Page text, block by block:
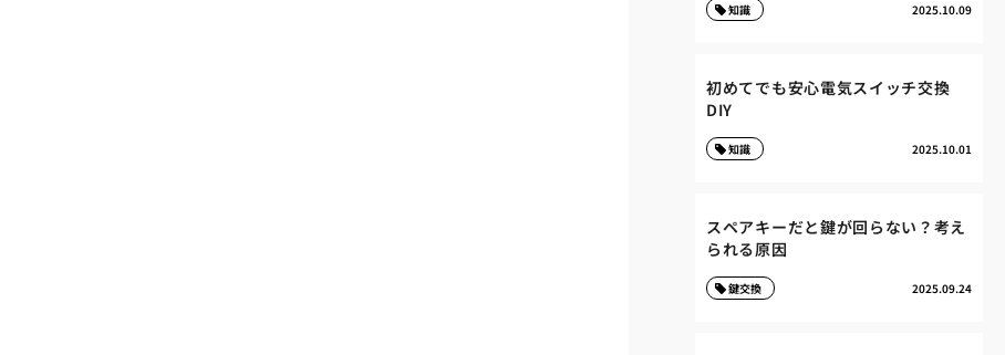
2025.10.09
知識
初めてでも安心電気スイッチ交換
DIY
2025.10.01
知識
スペアキーだと鍵が回らない？考え
られる原因
2025.09.24
鍵交換